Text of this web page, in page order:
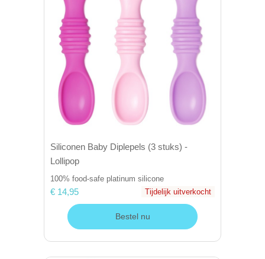
Siliconen Baby Diplepels (3 stuks) -
Lollipop
100% food-safe platinum silicone
€ 14,95 Tijdelijk uitverkocht
Bestel nu